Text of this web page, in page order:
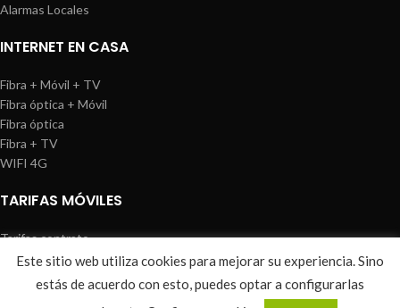
Alarmas Locales
INTERNET EN CASA
Fibra + Móvil + TV
Fibra óptica + Móvil
Fibra óptica
Fibra + TV
WIFI 4G
TARIFAS MÓVILES
Tarifas contrato
Tarifas prepago
WIREDOSAFE Aviso Legal Política de Cookies |Sitemap
Este sitio web utiliza cookies para mejorar su experiencia. Sino
estás de acuerdo con esto, puedes optar a configurarlas